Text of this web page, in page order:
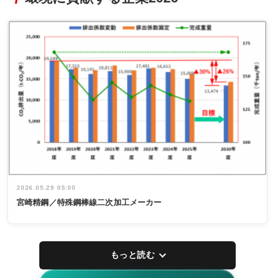
2026.05.29 05:00
宮崎精鋼／特殊鋼棒線二次加工メーカー
もっと読む